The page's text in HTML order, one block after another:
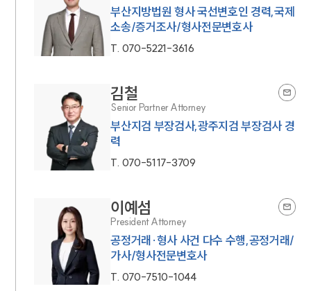
부산지방법원 형사 국선변호인 경력,국제
소송/증거조사/형사전문변호사
T. 070-5221-3616
김철
Senior Partner Attorney
부산지검 부장검사,광주지검 부장검사 경
력
T. 070-5117-3709
이예섬
President Attorney
공정거래·형사 사건 다수 수행,공정거래/
가사/형사전문변호사
T. 070-7510-1044